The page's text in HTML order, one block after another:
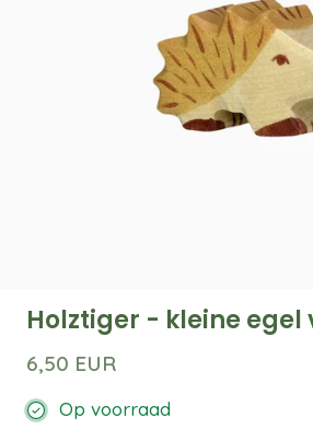
Holztiger - kleine egel
6,50 EUR
Op voorraad